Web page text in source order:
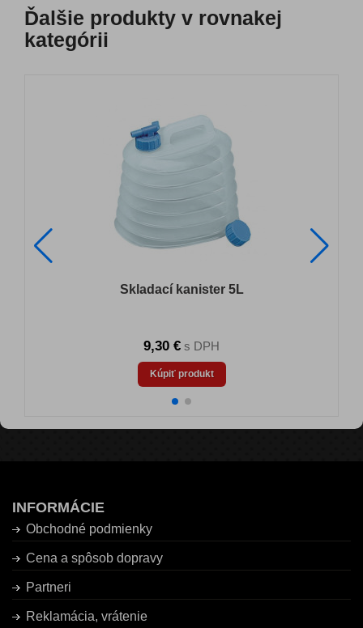
Ďalšie produkty v rovnakej
kategórii
Skladací kanister 5L
9,30 € s DPH
Kúpiť produkt
INFORMÁCIE
Obchodné podmienky
Cena a spôsob dopravy
Partneri
Reklamácia, vrátenie